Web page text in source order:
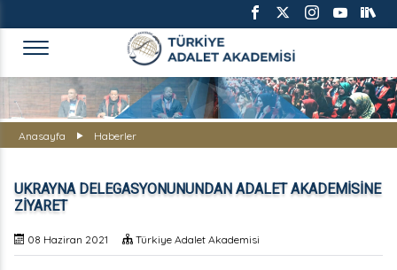
TÜRKİYE ADALET AKADEMİSİ
Anasayfa Haberler
UKRAYNA DELEGASYONUNUNDAN ADALET AKADEMİSİNE
ZİYARET
08 Haziran 2021 Türkiye Adalet Akademisi